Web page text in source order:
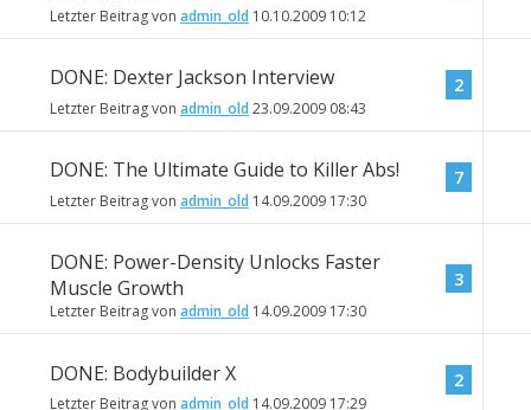
Letzter Beitrag von admin_old 10.10.2009 10:12
DONE: Dexter Jackson Interview
Letzter Beitrag von admin_old 23.09.2009 08:43
2
DONE: The Ultimate Guide to Killer Abs!
Letzter Beitrag von admin_old 14.09.2009 17:30
7
DONE: Power-Density Unlocks Faster
Muscle Growth
Letzter Beitrag von admin_old 14.09.2009 17:30
3
DONE: Bodybuilder X
Letzter Beitrag von admin_old 14.09.2009 17:29
2